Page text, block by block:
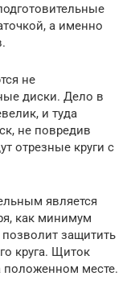
а именно
не
диски. Дело в
и туда
не повредив
отрезные круги с
является
как минимум
защитить
круга. Щиток
положенном месте.